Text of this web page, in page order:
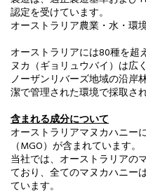
認定を受けています。
オーストラリア農業・水・環
オーストラリアには80種を超
ヌカ（ギョリュウバイ）は広
ノーザンリバーズ地域の沿岸
潔で管理された環境で採取さ
含まれる成分について
オーストラリアマヌカハニー
（MGO）が含まれています。
当社では、オーストラリアの
ており、全てのマヌカハニー
ています。